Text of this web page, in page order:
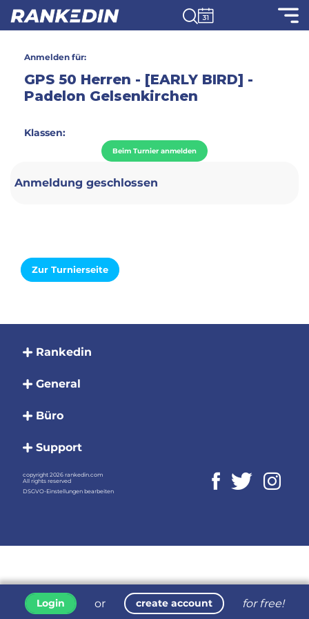
Anmelden für:
GPS 50 Herren - [EARLY BIRD] -
Padelon Gelsenkirchen
Klassen:
Beim Turnier anmelden
Anmeldung geschlossen
Zur Turnierseite
Login or create account for free!
Rankedin
General
Büro
Support
copyright 2026 rankedin.com
All rights reserved
DSGVO-Einstellungen bearbeiten